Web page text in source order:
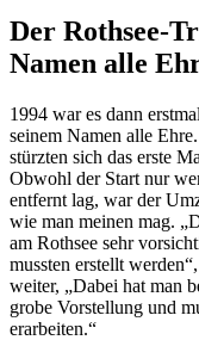
Der Rothsee-
Namen alle
1994 war es dann
seinem Namen alle
stürzten sich das erste
Obwohl der Start nur
entfernt lag, war der
wie man meinen mag.
am Rothsee sehr
mussten erstellt
weiter, „Dabei hat man
grobe Vorstellung und
erarbeiten.“